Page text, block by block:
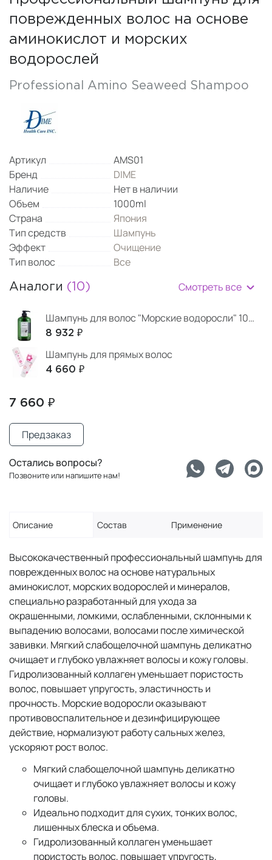
поврежденных волос на основе
аминокислот и морских
водорослей
Professional Amino Seaweed Shampoo
Артикул
AMS01
Бренд
DIME
Наличие
Нет в наличии
Объем
1000ml
Страна
Япония
Тип средств
Шампунь
Эффект
Очищение
Тип волос
Все
Аналоги (10) Смотреть все
Шампунь для волос "Морские водоросли" 1000 мл
8 932 ₽
Шампунь для прямых волос
4 660 ₽
7 660 ₽
Предзаказ
Остались вопросы?
Позвоните или напишите нам!
Описание Состав Применение
Высококачественный профессиональный шампунь для
поврежденных волос на основе натуральных
аминокислот, морских водорослей и минералов,
специально разработанный для ухода за
окрашенными, ломкими, ослабленными, склонными к
выпадению волосами, волосами после химической
завивки. Мягкий слабощелочной шампунь деликатно
очищает и глубоко увлажняет волосы и кожу головы.
Гидролизованный коллаген уменьшает пористость
волос, повышает упругость, эластичность и
прочность. Морские водоросли оказывают
противовоспалительное и дезинфицирующее
действие, нормализуют работу сальных желез,
ускоряют рост волос.
Мягкий слабощелочной шампунь деликатно
очищает и глубоко увлажняет волосы и кожу
головы.
Идеально подходит для сухих, тонких волос,
лишенных блеска и объема.
Гидролизованный коллаген уменьшает
пористость волос, повышает упругость,